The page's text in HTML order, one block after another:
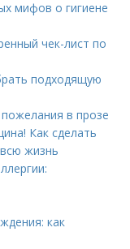
мифов о гигиене
чек-лист по
подходящую
в прозе
Как сделать
жизнь
как